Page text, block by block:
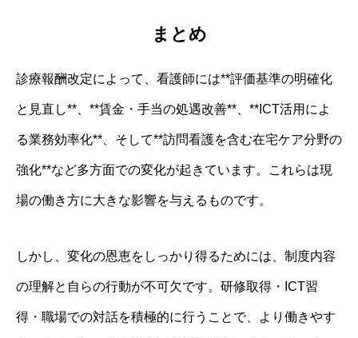
まとめ
診療報酬改定によって、看護師には**評価基準の明確化
と見直し**、**賃金・手当の処遇改善**、**ICT活用によ
る業務効率化**、そして**訪問看護を含む在宅ケア分野の
強化**など多方面での変化が起きています。これらは現
場の働き方に大きな影響を与えるものです。
しかし、変化の恩恵をしっかり得るためには、制度内容
の理解と自らの行動が不可欠です。研修取得・ICT習
得・職場での対話を積極的に行うことで、より働きやす